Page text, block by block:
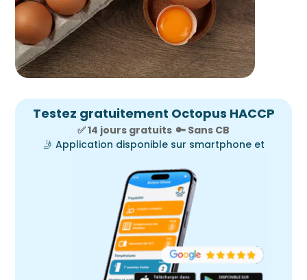
Testez gratuitement Octopus HACCP
✅ 14 jours gratuits 🔑 Sans CB
🤳 Application disponible sur smartphone et